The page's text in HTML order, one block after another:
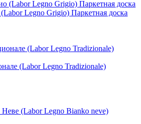
Legno Grigio) Паркетная доска
(Labor Legno Tradizionale)